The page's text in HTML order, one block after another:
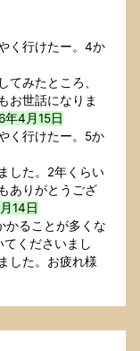
く行けたー。4か
てみたところ、
お世話になりま
年4月15日
く行けたー。5か
した。2年くらい
ありがとうござ
14日
かることが多くな
くださいまし
した。お疲れ様